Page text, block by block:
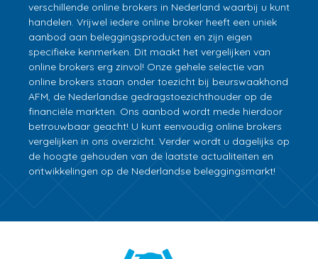
verschillende online brokers in Nederland waarbij u kunt
handelen. Vrijwel iedere online broker heeft een uniek
aanbod aan beleggingsproducten en zijn eigen
specifieke kenmerken. Dit maakt het vergelijken van
online brokers erg zinvol! Onze gehele selectie van
online brokers staan onder toezicht bij beurswaakhond
AFM, de Nederlandse gedragstoezichthouder op de
financiële markten. Ons aanbod wordt mede hierdoor
betrouwbaar geacht! U kunt eenvoudig online brokers
vergelijken in ons overzicht. Verder wordt u dagelijks op
de hoogte gehouden van de laatste actualiteiten en
ontwikkelingen op de Nederlandse beleggingsmarkt!